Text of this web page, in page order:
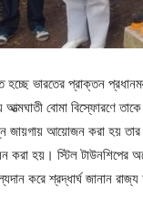
হচ্ছে ভারতের প্রাক্তন
আত্মঘাতী বোমা বিস্ফোরণে
জায়গায় আয়োজন করা হয় তার
করা হয়। স্টিল টাউনশিপের
করে শ্রদ্ধার্ঘ জানান